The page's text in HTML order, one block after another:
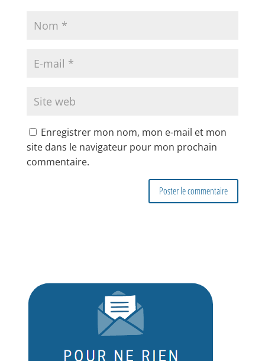
Enregistrer mon nom, mon e-mail et mon
site dans le navigateur pour mon prochain
commentaire.